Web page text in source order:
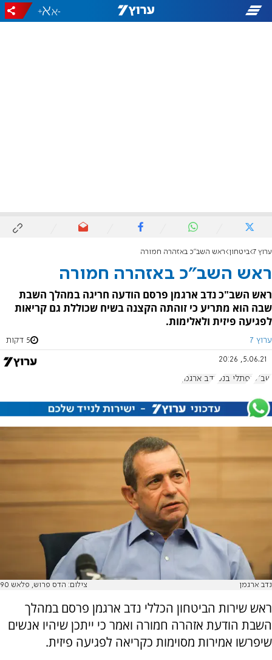
-
+
ערוץ 7 ביטחון ראש השב"כ באזהרה חמורה
ראש השב"כ באזהרה חמורה
ראש השב"כ נדב ארגמן פרסם הודעה חריגה במהלך השבת
שבה הוא מתריע כי זוהתה הקצנה בשיח שכוללת גם קריאות
לפגיעה פיזית ולאלימות.
ערוץ 7 5 דקות
5.06.21, 20:26
שב"כ נפתלי בנט נדב ארגמן
נדב ארגמן צילום: הדס פרוש, פלאש 90
ראש שירות הביטחון הכללי נדב ארגמן פרסם במהלך
השבת הודעת אזהרה חמורה ואמר כי ייתכן שיהיו אנשים
שיפרשו אמירות מסוימות כקריאה לפגיעה פיזית.